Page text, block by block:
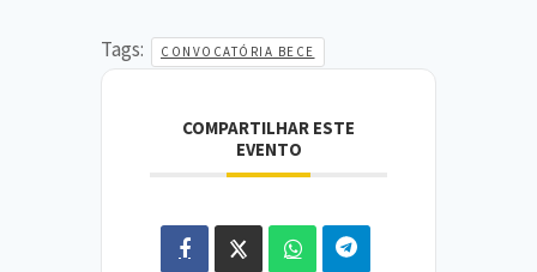
Tags: CONVOCATÓRIA BECE
COMPARTILHAR ESTE
EVENTO